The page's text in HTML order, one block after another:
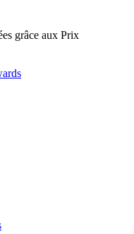
grâce aux Prix